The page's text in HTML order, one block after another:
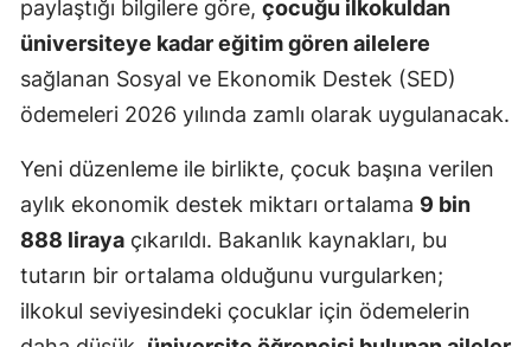
paylaştığı bilgilere göre, çocuğu ilkokuldan
üniversiteye kadar eğitim gören ailelere
sağlanan Sosyal ve Ekonomik Destek (SED)
ödemeleri 2026 yılında zamlı olarak uygulanacak.
Yeni düzenleme ile birlikte, çocuk başına verilen
aylık ekonomik destek miktarı ortalama 9 bin
888 liraya çıkarıldı. Bakanlık kaynakları, bu
tutarın bir ortalama olduğunu vurgularken;
ilkokul seviyesindeki çocuklar için ödemelerin